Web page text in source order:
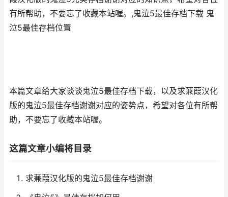
有所帮助，不要忘了收藏本站喔。,鬼泣5最佳存档下载 鬼
泣5最佳存档位置
本篇文章给大家谈谈鬼泣5最佳存档下载，以及求蒹葭汉化
版的鬼泣5最佳存档谢谢对应的姿势点，希望对各位有所帮
助，不要忘了收藏本站喔。
这篇文章小编将目录
求蒹葭汉化版的鬼泣5最佳存档谢谢